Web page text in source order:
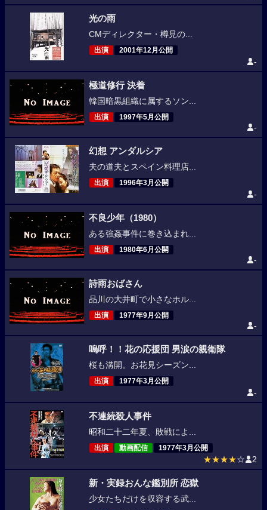
光の雨
CMディレクター・樽見の...
出演 2001年12月公開
-
極道修行 決着
韓国暗黒組織に属するソン...
出演 1997年5月公開
-
幻想 アンダルシア
夫の道夫とスペイン料理店...
出演 1996年3月公開
-
不良少年（1980）
ある強姦事件に巻き込まれ...
出演 1980年6月公開
-
詩雨おばさん
品川の大井町で小さなホル...
出演 1977年9月公開
-
嗚呼！！花の応援団 男涙の親衛隊
桜も溝開。お花見シーズン...
出演 1977年3月公開
-
不連続殺人事件
昭和二十二年夏、敗戦によ...
出演 動画配信 1977年3月公開
★★★★☆ 2
新・実録おんな鑑別所 恋獄
少女たちだけを収容する武...